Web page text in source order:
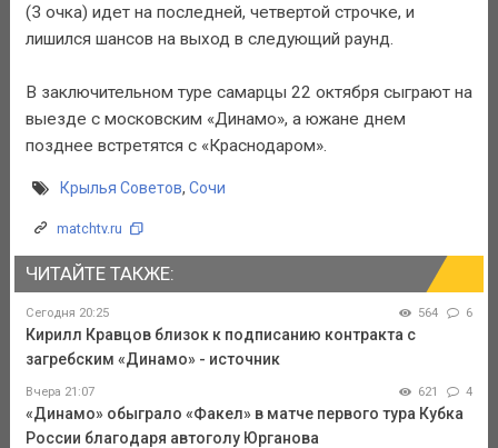
(3 очка) идет на последней, четвертой строчке, и
лишился шансов на выход в следующий раунд.
В заключительном туре самарцы 22 октября сыграют на
выезде с московским «Динамо», а южане днем
позднее встретятся с «Краснодаром».
Крылья Советов, Сочи
matchtv.ru
ЧИТАЙТЕ ТАКЖЕ:
Сегодня 20:25 564 6
Кирилл Кравцов близок к подписанию контракта с
загребским «Динамо» - источник
Вчера 21:07 621 4
«Динамо» обыграло «Факел» в матче первого тура Кубка
России благодаря автоголу Юрганова